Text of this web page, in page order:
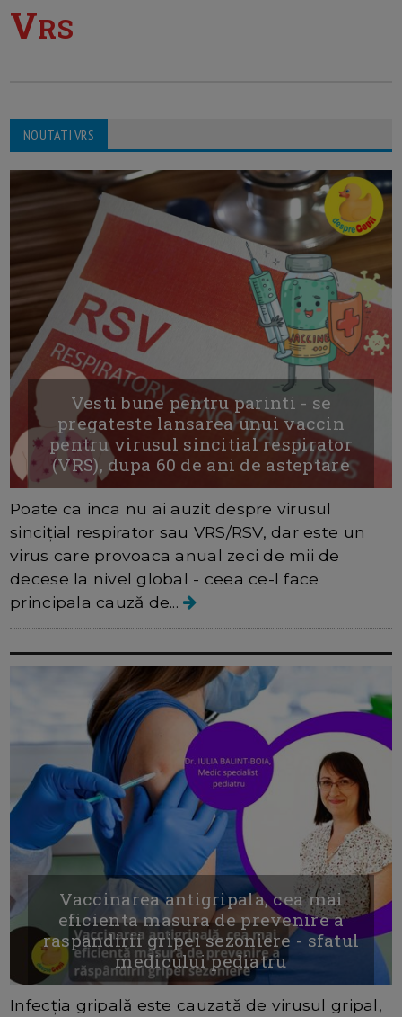
VRS
NOUTATI VRS
Vesti bune pentru parinti - se
pregateste lansarea unui vaccin
pentru virusul sincitial respirator
(VRS), dupa 60 de ani de asteptare
Poate ca inca nu ai auzit despre virusul
sincițial respirator sau VRS/RSV, dar este un
virus care provoaca anual zeci de mii de
decese la nivel global - ceea ce-l face
principala cauză de...
Vaccinarea antigripala, cea mai
eficienta masura de prevenire a
raspandirii gripei sezoniere - sfatul
medicului pediatru
Infecția gripală este cauzată de virusul gripal,